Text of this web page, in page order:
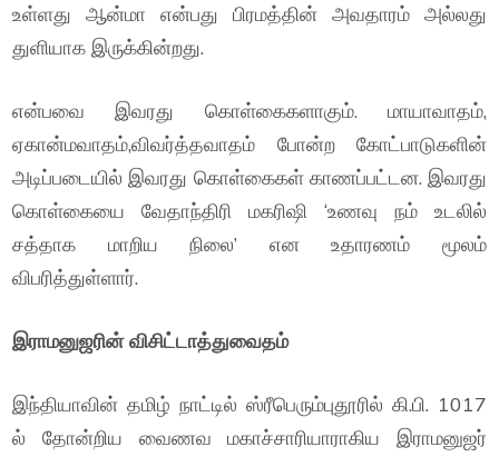
உள்ளது ஆன்மா என்பது பிரமத்தின் அவதாரம் அல்லது
துளியாக இருக்கின்றது.
என்பவை இவரது கொள்கைகளாகும். மாயாவாதம்,
ஏகான்மவாதம்,விவர்த்தவாதம் போன்ற கோட்பாடுகளின்
அடிப்படையில் இவரது கொள்கைகள் காணப்பட்டன. இவரது
கொள்கையை வேதாந்திரி மகரிஷி ‘உணவு நம் உடலில்
சத்தாக மாறிய நிலை’ என உதாரணம் மூலம்
விபரித்துள்ளார்.
இராமனுஜரின் விசிட்டாத்துவைதம்
இந்தியாவின் தமிழ் நாட்டில் ஸ்ரீபெரும்புதூரில் கி.பி. 1017
ல் தோன்றிய வைணவ மகாச்சாரியாராகிய இராமனுஜர்